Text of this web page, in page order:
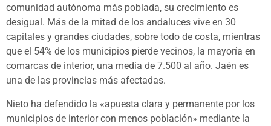
comunidad autónoma más poblada, su crecimiento es
desigual. Más de la mitad de los andaluces vive en 30
capitales y grandes ciudades, sobre todo de costa, mientras
que el 54% de los municipios pierde vecinos, la mayoría en
comarcas de interior, una media de 7.500 al año. Jaén es
una de las provincias más afectadas.
Nieto ha defendido la «apuesta clara y permanente por los
municipios de interior con menos población» mediante la